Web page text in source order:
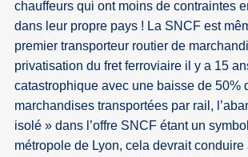
chauffeurs qui ont moins de contraintes
dans leur propre pays ! La SNCF est
premier transporteur routier de
privatisation du fret ferroviaire il y a 15
catastrophique avec une baisse de 50%
marchandises transportées par rail,
isolé » dans l’offre SNCF étant un
métropole de Lyon, cela devrait conduire